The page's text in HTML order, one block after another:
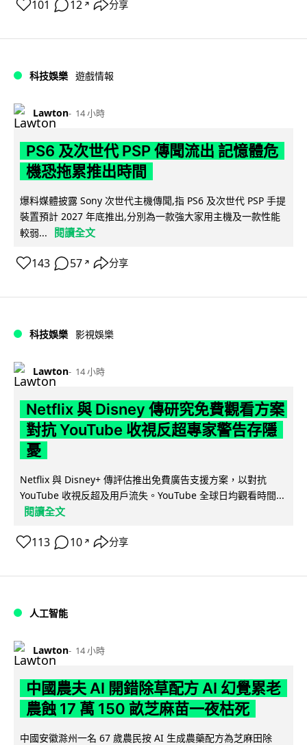
101 12 ↗ 分享
科技娛樂 遊戲情報
Lawton 14 小時
PS6 及次世代 PSP 傳聞流出 記憶體危
機恐拖累推出時間
爆料媒體披露 Sony 次世代主機傳聞,指 PS6 及次世代 PSP 手提
裝置預計 2027 年底推出,分別為一款強大家用主機及一款性能
較弱...
閱讀全文
143 57 ↗ 分享
科技娛樂 影視娛樂
Lawton 14 小時
Netflix 與 Disney 傳研究免費觀看方案
對抗 YouTube 收視反超專家警告存隱
憂
Netflix 與 Disney+ 傳評估推出免費廣告支援方案，以對抗
YouTube 收視反超及用戶流失。YouTube 全球日均觀看時間...
閱讀全文
113 10 ↗ 分享
人工智能
Lawton 14 小時
中國農夫 AI 開錯除草配方 AI 幻覺累老
農蝕 17 萬 150 畝芝麻苗一夜枯死
中國安徽滁州一名 67 歲農民按 AI 生成農藥配方為芝麻田除